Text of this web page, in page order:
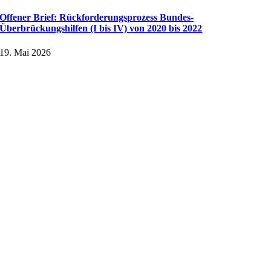
Offener Brief: Rückforderungsprozess Bundes-
Überbrückungshilfen (I bis IV) von 2020 bis 2022
19. Mai 2026